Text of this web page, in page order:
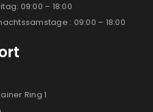
09:00 – 18:00
: 09:00 – 18:00
Ring 1